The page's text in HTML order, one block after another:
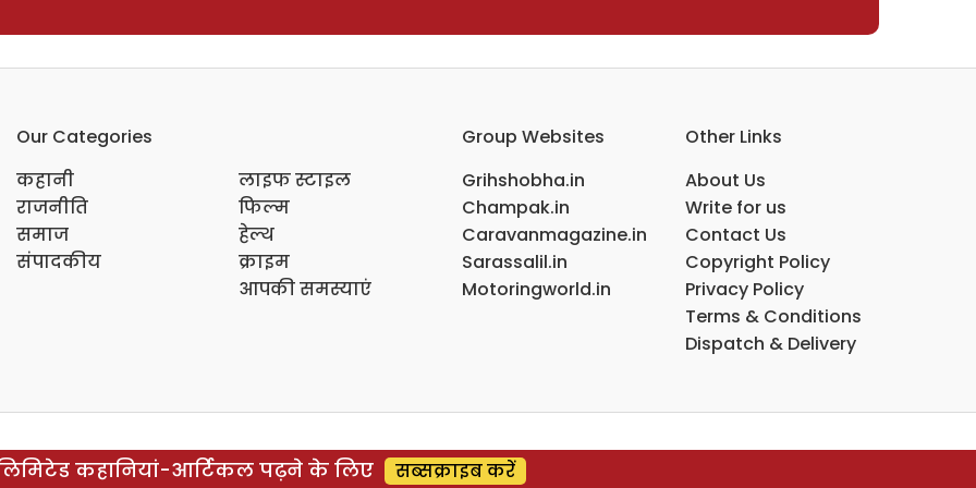
Our Categories
कहानी
राजनीति
समाज
संपादकीय
लाइफ स्टाइल
फिल्म
हेल्थ
क्राइम
आपकी समस्याएं
Group Websites
Grihshobha.in
Champak.in
Caravanmagazine.in
Sarassalil.in
Motoringworld.in
Other Links
About Us
Write for us
Contact Us
Copyright Policy
Privacy Policy
Terms & Conditions
Dispatch & Delivery
कहानियां-आर्टिकल पढ़ने के लिए सब्सक्राइब करें